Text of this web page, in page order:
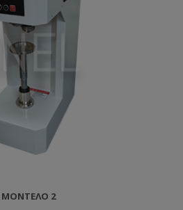
2